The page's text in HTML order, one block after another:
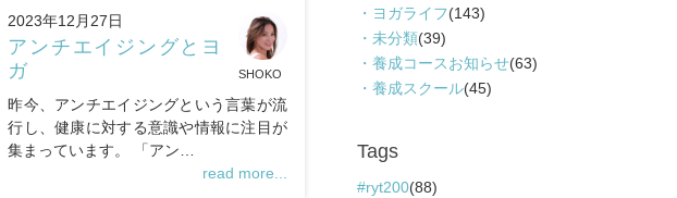
2023年12月27日
アンチエイジングとヨ
ガ
SHOKO
昨今、アンチエイジングという言葉が流
行し、健康に対する意識や情報に注目が
集まっています。 「アン…
read more...
ヨガライフ(143)
未分類(39)
養成コースお知らせ(63)
養成スクール(45)
Tags
ryt200(88)